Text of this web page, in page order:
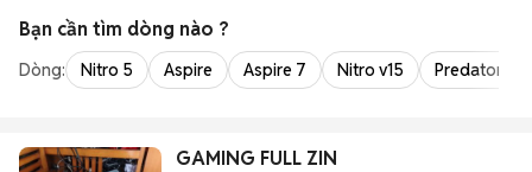
Bạn cần tìm dòng nào ?
Dòng: Nitro 5 Aspire Aspire 7 Nitro v15 Predator
GAMING FULL ZIN